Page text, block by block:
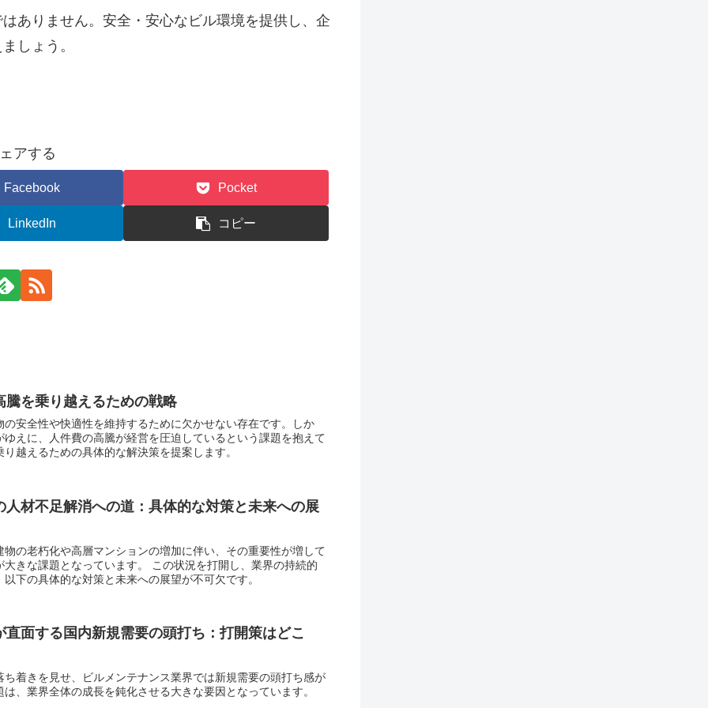
ありません。安全・安心なビル環境を提供し、企
しょう。
アする
Facebook Pocket
LinkedIn コピー
騰を乗り越えるための戦略
安全性や快適性を維持するために欠かせない存在です。しか
えに、人件費の高騰が経営を圧迫しているという課題を抱えて
越えるための具体的な解決策を提案します。
人材不足解消への道：具体的な対策と未来への展
の老朽化や⾼層マンションの増加に伴い、その重要性が増して
きな課題となっています。 この状況を打開し、業界の持続的
下の具体的な対策と未来への展望が不可欠です。
面する国内新規需要の頭打ち：打開策はどこ
着きを見せ、ビルメンテナンス業界では新規需要の頭打ち感が
、業界全体の成長を鈍化させる大きな要因となっています。